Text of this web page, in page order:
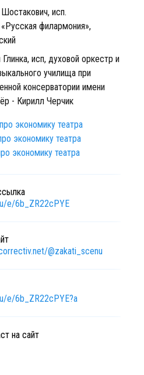
исп.
филармония»,
исп, духовой оркестр и
училища при
консерватории имени
- Кирилл Черчик
экономику театра
экономику театра
экономику театра
e/6b_ZR22cPYE
@zakati_scenu
e/6b_ZR22cPYE?a
на сайт